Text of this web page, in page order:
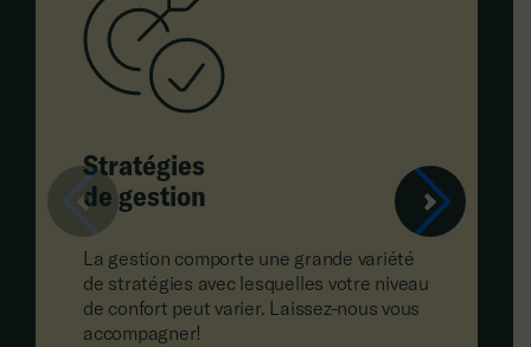
Stratégies
de gestion
La gestion comporte une grande variété
de stratégies avec lesquelles votre niveau
de confort peut varier. Laissez-nous vous
accompagner!